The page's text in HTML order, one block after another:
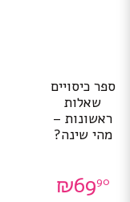
ספר כיסויים
שאלות
ראשונות –
מהי שינה?
₪6990